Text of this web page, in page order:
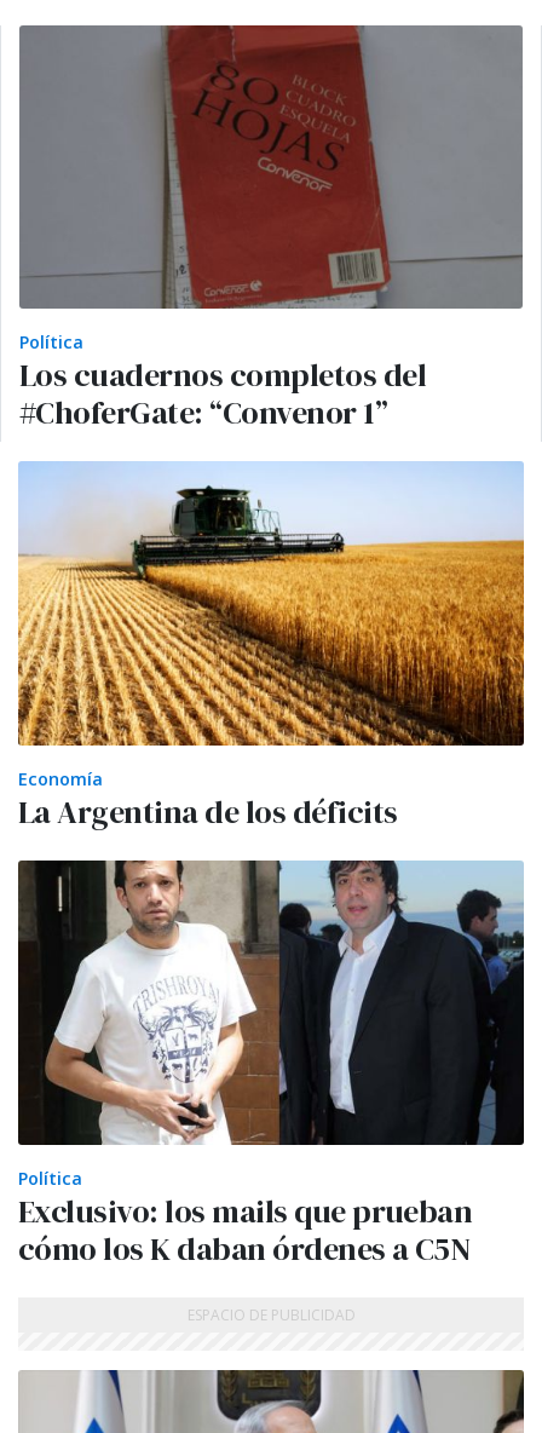
Política
Los cuadernos completos del
#ChoferGate: “Convenor 1”
Economía
La Argentina de los déficits
Política
Exclusivo: los mails que prueban
cómo los K daban órdenes a C5N